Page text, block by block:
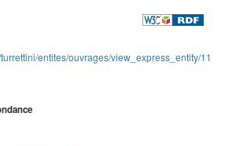
entites/ouvrages/view_express_entity/11